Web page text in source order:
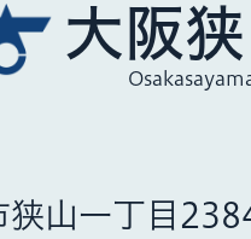
大阪
狭山一丁目